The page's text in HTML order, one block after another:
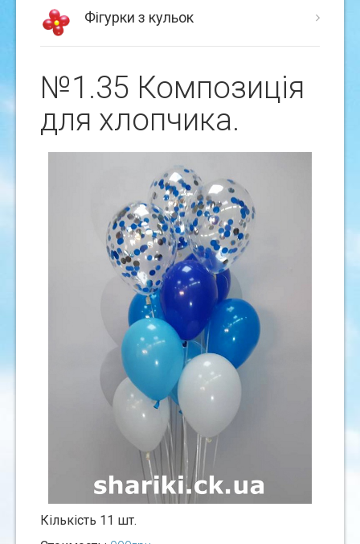
Фігурки з кульок
№1.35 Композицiя
для хлопчика.
Кiлькiсть 11 шт.